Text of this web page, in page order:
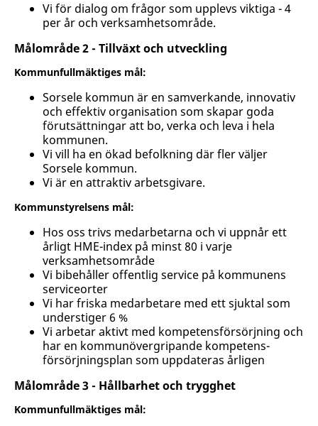
Vi för dialog om frågor som upplevs viktiga - 4
per år och verksamhetsområde.
Målområde 2 - Tillväxt och utveckling
Kommunfullmäktiges mål:
Sorsele kommun är en samverkande, innovativ
och effektiv organisation som skapar goda
förutsättningar att bo, verka och leva i hela
kommunen.
Vi vill ha en ökad befolkning där fler väljer
Sorsele kommun.
Vi är en attraktiv arbetsgivare.
Kommunstyrelsens mål:
Hos oss trivs medarbetarna och vi uppnår ett
årligt HME-index på minst 80 i varje
verksamhetsområde
Vi bibehåller offentlig service på kommunens
serviceorter
Vi har friska medarbetare med ett sjuktal som
understiger 6 %
Vi arbetar aktivt med kompetensförsörjning och
har en kommunövergripande kompetens-
försörjningsplan som uppdateras årligen
Målområde 3 - Hållbarhet och trygghet
Kommunfullmäktiges mål: